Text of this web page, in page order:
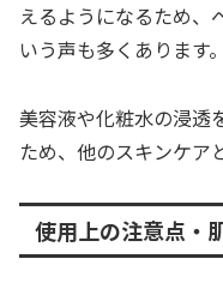
えるようになるため、
いう声も多くあります。
美容液や化粧水の浸透
ため、他のスキンケア
使用上の注意点・